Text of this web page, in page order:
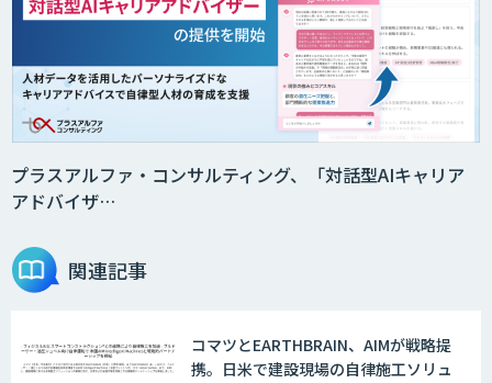
プラスアルファ・コンサルティング、「対話型AIキャリア
アドバイザ…
関連記事
コマツとEARTHBRAIN、AIMが戦略提
携。日米で建設現場の自律施工ソリュ